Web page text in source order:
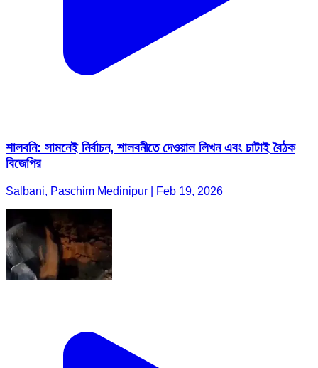
শালবনি: সামনেই নির্বাচন, শালবনীতে দেওয়াল লিখন এবং চাটাই বৈঠক
বিজেপির
Salbani, Paschim Medinipur | Feb 19, 2026